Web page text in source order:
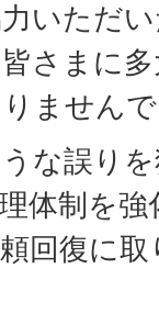
いただ
さまに
ません
な誤り
体制を
回復に